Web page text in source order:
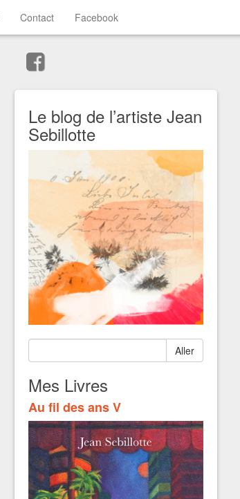
Contact Facebook
Le blog de l’artiste Jean
Sebillotte
Aller
Mes Livres
Au fil des ans V